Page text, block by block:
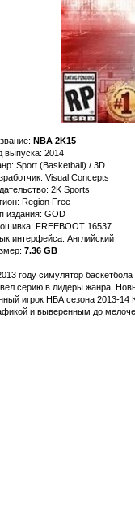
NBA 2K15
выпуска: 2014
Sport (Basketball) / 3D
Visual Concepts
2K Sports
Region Free
издания: GOD
FREEBOOT 16537
интерфейса: Английский
7.36 GB
году симулятор
серию в лидеры жанра.
игрок НБА сезона 2013-14
и выверенным до